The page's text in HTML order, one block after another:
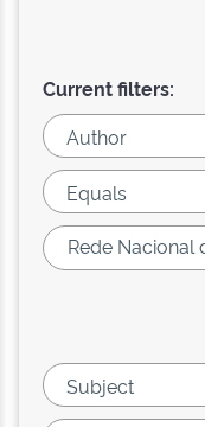
Current filters: